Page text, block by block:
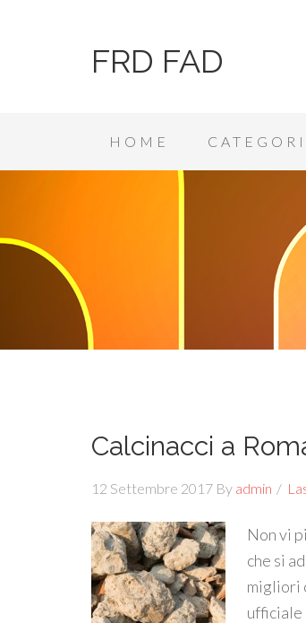
FRD FAD
HOME
Calcinacci a
12 Settembre 2017 By admin
Non vi
che si
migliori
ufficiale